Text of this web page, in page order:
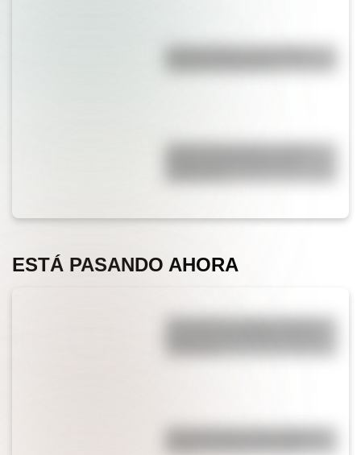
Duda resuelta: ¿es el Truco
José de San Martín: conocé
Sudamérica
ESTÁ PASANDO AHORA
¿Por qué los cordones tienen
¿Es cierto que el chocolate es